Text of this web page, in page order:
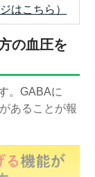
はこちら）
の血圧を
。 GABAに
あることが報